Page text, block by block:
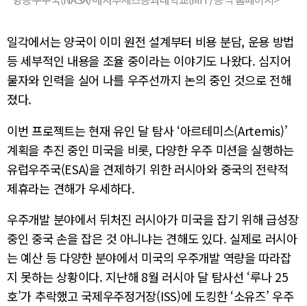
일각에서는 양국이 이미 원전 설계부터 비용 분담, 운용 방법
등 세부적인 내용을 조율 중이라는 이야기도 나왔다. 심지어
물자와 인력을 실어 나를 우주선까지 논의 중인 것으로 전해
졌다.
이번 프로젝트는 현재 유인 달 탐사 ‘아르테미스(Artemis)’
계획을 추진 중인 미국을 비롯, 다양한 우주 미션을 실행하는
유럽우주국(ESA)을 견제하기 위한 러시아와 중국의 전략적
제휴라는 견해가 우세하다.
우주개발 분야에서 뒤처진 러시아가 미국을 잡기 위해 급성장
중인 중국 손을 잡은 것 아니냐는 견해도 있다. 실제로 러시아
는 예산 등 다양한 분야에서 미국의 우주개발 역량을 따라잡
지 못하는 상황이다. 지난해 8월 러시아 달 탐사선 ‘루나 25
호’가 추락했고 국제우주정거장(ISS)에 도킹한 ‘소유즈’ 우주